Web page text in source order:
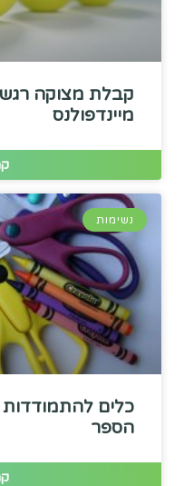
קבלת מצוקה
מיינדפולנס
נשימות
כלים
הספר